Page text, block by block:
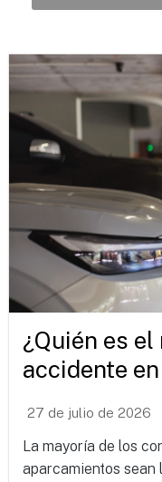
¿Quién es
accidente
27 de julio de 2026
La mayoría de los
aparcamientos sean